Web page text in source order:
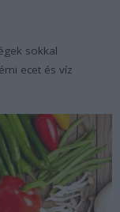
sokkal
ecet és víz